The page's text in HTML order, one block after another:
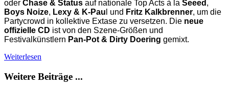
oder Chase & Status auf nationale Top Acts à la Seeed ,
Boys Noize, Lexy & K-Pau l und Fritz Kalkbrenner, um die
Partycrowd in kollektive Extase zu versetzen. Die neue
offizielle CD ist von den Szene-Größen und
Festivalkünstlern Pan-Pot & Dirty Doering gemixt.
Weiterlesen
Weitere Beiträge ...